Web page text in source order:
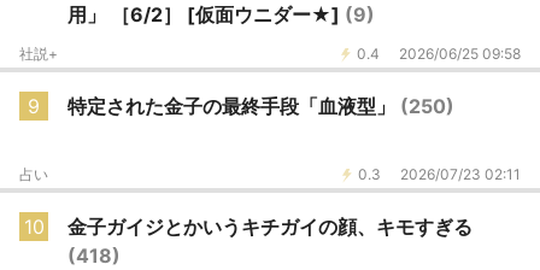
用」 ［6/2］ [仮面ウニダー★] (9)
0.4 2026/06/25 09:58
社説+
9 特定された金子の最終手段「血液型」 (250)
0.3 2026/07/23 02:11
占い
10
金子ガイジとかいうキチガイの顔、キモすぎる
(418)